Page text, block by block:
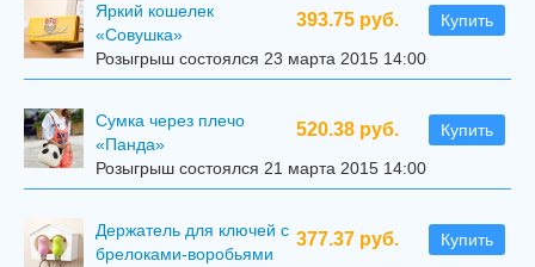
393.75 руб. Купить
Яркий кошелек
«Совушка»
Розыгрыш состоялся 23 марта 2015 14:00
520.38 руб. Купить
Сумка через плечо
«Панда»
Розыгрыш состоялся 21 марта 2015 14:00
377.37 руб. Купить
Держатель для ключей с
брелоками-воробьями